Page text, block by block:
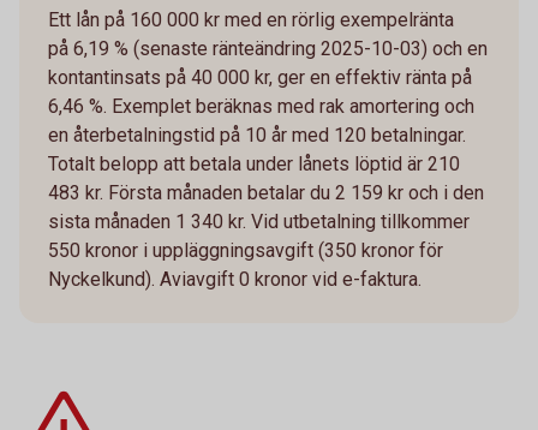
Ett lån på 160 000 kr med en rörlig exempelränta
på 6,19 % (senaste ränteändring 2025-10-03) och en
kontantinsats på 40 000 kr, ger en effektiv ränta på
6,46 %. Exemplet beräknas med rak amortering och
en återbetalningstid på 10 år med 120 betalningar.
Totalt belopp att betala under lånets löptid är 210
483 kr. Första månaden betalar du 2 159 kr och i den
sista månaden 1 340 kr. Vid utbetalning tillkommer
550 kronor i uppläggningsavgift (350 kronor för
Nyckelkund). Aviavgift 0 kronor vid e-faktura.